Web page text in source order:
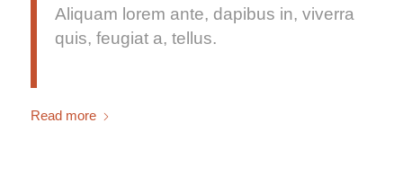
Aliquam lorem ante, dapibus in, viverra
quis, feugiat a, tellus.
Read more